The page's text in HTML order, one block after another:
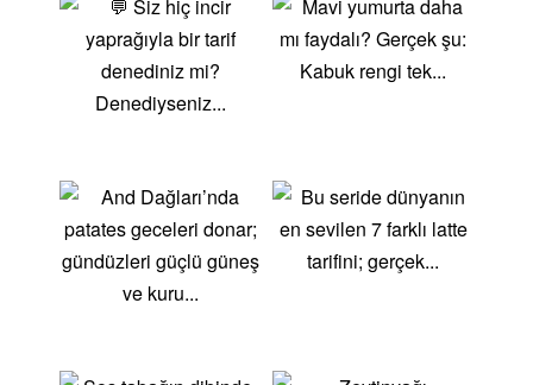
sıkça tercih edebileceğiniz seçeneklerdir.Kuru
Üzümlü TatlılarKuru üzümlü kek, kuru üzümlü
kurabiye, kuru üzümlü puding gibi tatlı tarifleri ile
misafirlerinize veya ailenize unutulmaz lezzetler
aroması, bu tatlıların her birine benzersiz bir lezzet
katar. Örneğin, kuru üzümlü kek yaparken kuru
üzümleri sıcak suda bekletip kullanarak daha
yumuşak bir doku yakalayabilirsiniz. Aynı şekilde,
kuru üzümlü kurabiye yaparken tarçın ve ceviz
tarifleri, sadece lezzetli olmalarıyla kalmayıp aynı